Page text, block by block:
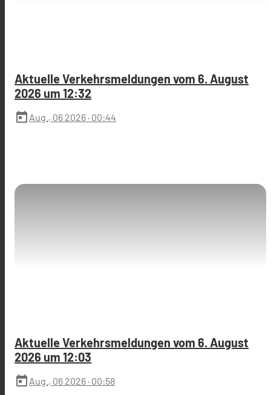
Aktuelle Verkehrsmeldungen vom 6. August
2026 um 12:32
today Aug., 06 2026 · 00:44
Aktuelle Verkehrsmeldungen vom 6. August
2026 um 12:03
today Aug., 06 2026 · 00:58